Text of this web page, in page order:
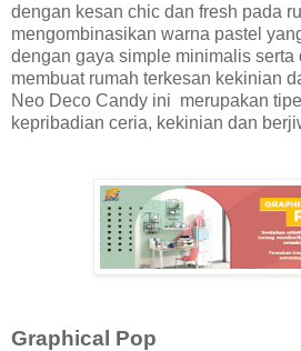
dengan kesan chic dan fresh pada
mengombinasikan warna pastel
dengan gaya simple minimalis serta
membuat rumah terkesan kekinian
Neo Deco Candy ini merupakan
kepribadian ceria, kekinian dan
Graphical Pop